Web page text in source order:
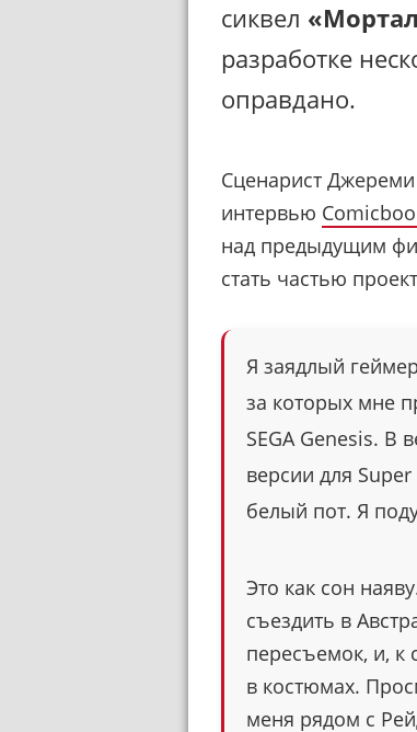
сиквел
разработке
оправдано.
Сценарист
интервью
над предыдущим
стать частью
Я заядлый
за которых мне
SEGA Genesis. В
версии для
белый пот. Я
Это как сон
съездить в
пересъемок, и, к
в костюмах.
меня рядом с